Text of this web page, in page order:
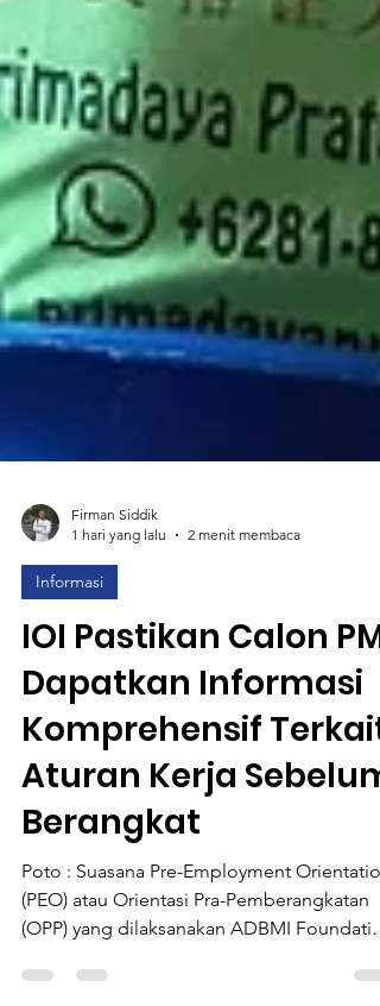
1 hari yang lalu
2 menit membaca
Informasi
IOI Pastikan Calon PMI
Dapatkan Informasi
Komprehensif Terkait
Aturan Kerja Sebelum
Berangkat
Poto : Suasana Pre-Employment Orientation